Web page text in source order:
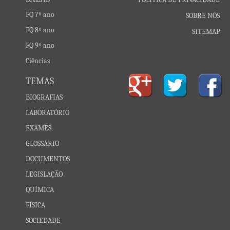
FQ 7º ano
FQ 8º ano
FQ 9º ano
Ciências
TEMAS
BIOGRAFIAS
LABORATÓRIO
EXAMES
GLOSSÁRIO
DOCUMENTOS
LEGISLAÇÃO
QUÍMICA
FÍSICA
SOCIEDADE
SOBRE NÓS
SITEMAP